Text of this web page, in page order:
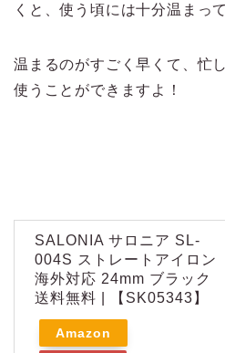
くと、使う頃には十分温まっ
温まるのがすごく早くて、忙
使うことができますよ！
SALONIA サロニア SL-
004S ストレートアイロン
海外対応 24mm ブラック
送料無料 | 【SK05343】
Amazon